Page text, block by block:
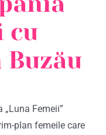
cu
Femeii”
plan femeile care